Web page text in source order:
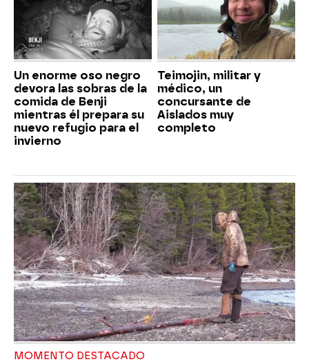
Un enorme oso negro
devora las sobras de la
comida de Benji
mientras él prepara su
nuevo refugio para el
invierno
Teimojin, militar y
médico, un
concursante de
Aislados muy
completo
MOMENTO DESTACADO